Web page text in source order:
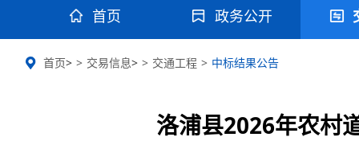
首页 政务公开
首页> 交易信息> 交通工程 中标结果公告
洛浦县2026年农村